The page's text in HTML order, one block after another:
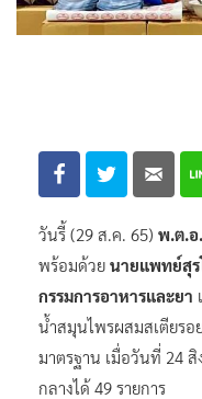
วันรี้ (29 ส.ค. 65) พ.ต.อ
พร้อมด้วย นายแพทย์สุร
กรรมการอาหารและยา
น้ำสมุนไพรผสมสเตียร
มาตรฐาน เมื่อวันที่ 24
กลางได้ 49 รายการ